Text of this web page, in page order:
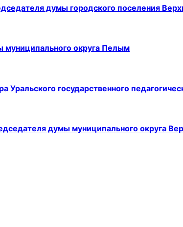
думы городского поселения
округа Пелым
государственного
думы муниципального округа